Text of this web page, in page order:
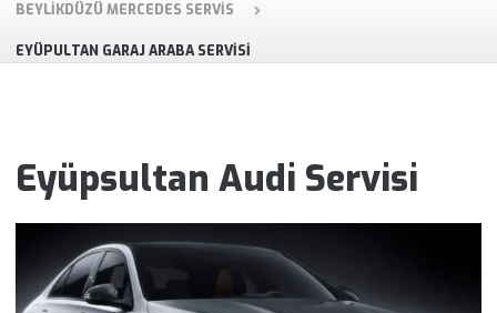
BEYLIKDÜZÜ MERCEDES SERVIS
EYÜPULTAN GARAJ ARABA SERVISI
Eyüpsultan Audi Servisi